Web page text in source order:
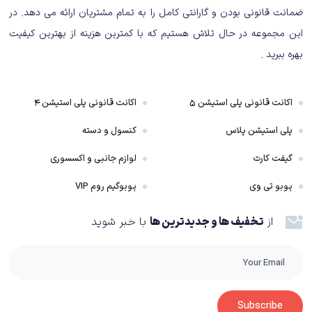
هم به صورت عمودی از آن استفاده کنید. البته به نظر می‌رسد که سونی این کنسول
را بیشتر برای قرار دادن به صورت ایستاده و عمودی طراحی کرده است و از نظر ما
داده شده است که می‌توانید برای قرار دادن کنسول به صورت افقی از آن استفاده
را گزارش داده‌اند و به همین دلیل باید بسیار مراقب بود که کنسول سقوط نکند و یا
جنس بدنه این کنسول بسیار باکیفیت به نظر می‌رسد و با یک محصول لوکس و
ضمانت قانونی بودن و گارانتی کامل را به تمام مشتریان ارائه می دهد. در
این مجموعه در حال تلاش هستیم که با کمترین هزینه از بهترین کیفیت
بهره ببرید .
اکانت قانونی پلی استیشن ۵
پلی استیشن پلاس
گیفت کارت
پوبو تی وی
اکانت قانونی پلی استیشن ۴
کنسول و دسته
لوازم جانبی و اکسسوری
پوبوگیم روم VIP
از تخفیف ها و جدیدترین ها با خبر شوید
Subscribe